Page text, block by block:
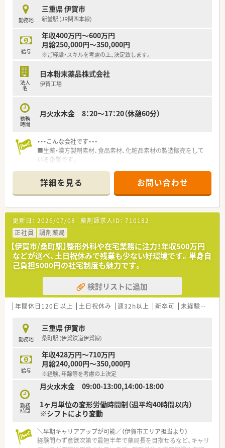
勤務地
三重県 伊賀市
新堂駅 (JR関西本線)
給与
年収400万円～600万円
月給250,000円～350,000円
※ご経験・スキルを考慮の上、決定致します。
法人
名
日本粉末薬品株式会社
伊賀工場
勤務
時間
月火水木金 8：20～17：20（休憩60分）
・・・こんな会社です・・・
■生薬・漢方製剤素材、食品素材、化粧品素材の製造販売をして
いる企業です。
された天然素材を安定供給しています。年間1,000品目以上を製
造し、多種多様な生薬を天然原料の段階から取り扱うことがで
き、選定した原薬が使用された商品が店頭に並ぶのはとてもやり
がいがあります。
■近年では自然志向、健康ブーム、高齢化社会の到来という追い
風を受け、同社が扱う原料は医薬品・健康食品・化粧品業界におい
てなくてはならない存在になっています。
詳細を見る お問い合わせ
更新日： 2026/07/08 薬剤師求人ID： 710182
正社員
調剤薬局
【伊賀市/桑町駅】整形外科や在宅業務に注力！年収500万円
などが選べ、土日祝休みで残業も少ない好環境です。単身自
己負担5000円の社宅制度も魅力です。
検討リストに追加
年間休日120日以上 土日祝休み 週32h以上 新卒可 未経験可
勤務地
三重県 伊賀市
桑町駅 (伊賀鉄道伊賀線)
給与
年収428万円～710万円
月給240,000円～350,000円
※経験、年齢等を考慮の上決定
勤務
時間
月火水木金 09:00-13:00,14:00-18:00
1ヶ月単位の変形労働時間制（週平均40時間以内）
※シフトにより変動
＼早期キャリアアップが可能／（伊賀市エリア担当より）
経験問わず意欲次第で最短半年で薬局長を目指せるなど、キャリ